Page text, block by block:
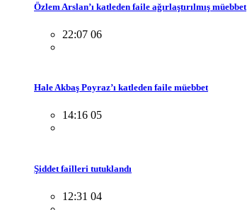
Özlem Arslan’ı katleden faile ağırlaştırılmış müebbet
22:07 06
Hale Akbaş Poyraz’ı katleden faile müebbet
14:16 05
Şiddet failleri tutuklandı
12:31 04